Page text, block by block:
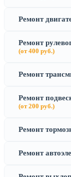
Ремонт
Ремонт
(от 400 руб.)
Ремонт
Ремонт
(от 200 руб.)
Ремонт
Ремонт